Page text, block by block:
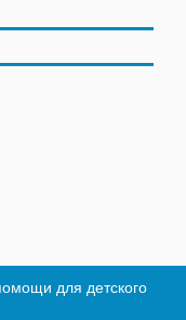
для детского